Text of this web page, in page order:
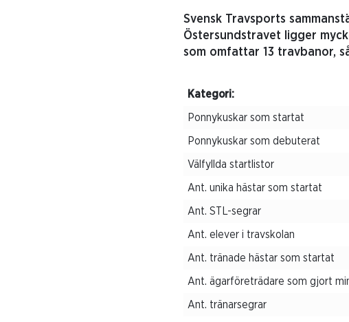
Svensk Travsports
Östersundstravet ligger
som omfattar 13 travbanor,
Kategori:
Ponnykuskar som startat
Ponnykuskar som debuterat
Välfyllda startlistor
Ant. unika hästar som startat
Ant. STL-segrar
Ant. elever i travskolan
Ant. tränade hästar som startat
Ant. ägarföreträdare som gjort
Ant. tränarsegrar